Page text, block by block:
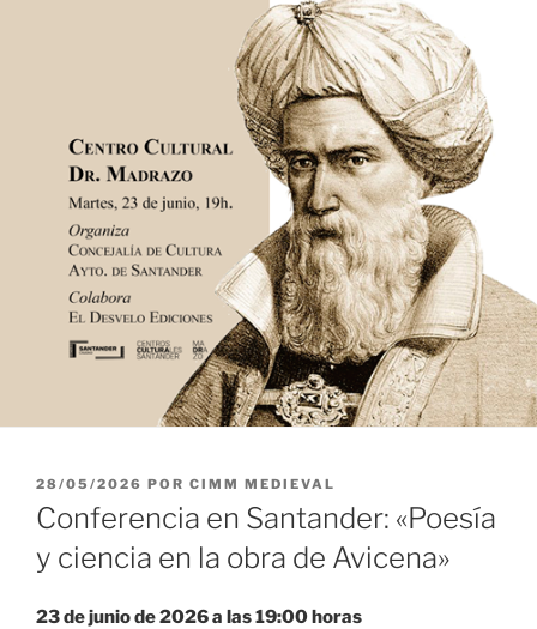
PUBLICADO
EL
28/05/2026 POR CIMM MEDIEVAL
Conferencia en Santander: «Poesía
y ciencia en la obra de Avicena»
23 de junio de 2026 a las 19:00 horas